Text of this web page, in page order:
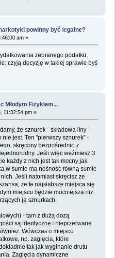
powinny być legalne?
am »
zebranego podatku,
czyją decyzję w takiej sprawie byś
Młodym Fizykiem...
11:32:54 pm »
że sznurek - składowa liny -
jest. Ten "pierwszy sznurek" -
skręcony bezpośrednio z
Jeśli więc weźmiesz 3
każdy z nich jest tak mocny jak
w sumie ma nośność równą sumie
Jeśli natomiast skręcisz ze
że te najsłabsze miejsca się
miejscu będzie mocniejsza niż
ją sznurkach.
- tam z dużą dozą
są identyczne i nieprzerwane
Wówczas o miejscu
np. zagięcia, które
tak jak wyginanie drutu
Zagięcia dynamiczne